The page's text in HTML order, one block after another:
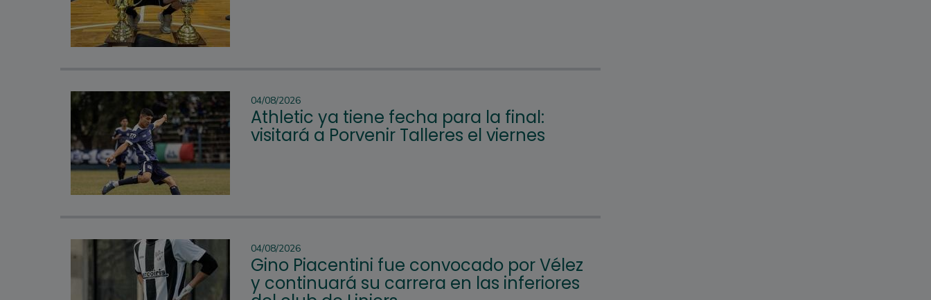
04/08/2026
Athletic ya tiene fecha para la final:
visitará a Porvenir Talleres el viernes
04/08/2026
Gino Piacentini fue convocado por Vélez
y continuará su carrera en las inferiores